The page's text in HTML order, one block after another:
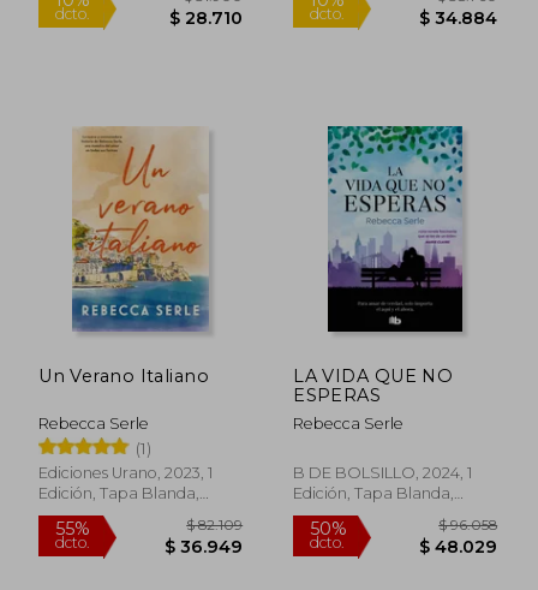
10%
dcto.
$ 31.900
$ 28.710
10%
dcto.
Un Verano Italiano
Rebecca Serle
(1)
Ediciones Urano, 2023, 1
Edición, Tapa Blanda,
Nuevo
LA VIDA QUE NO
ESPERAS
Rebecca Serle
B DE BOLSILLO, 2024, 1
Edición, Tapa Blanda,
Nuevo